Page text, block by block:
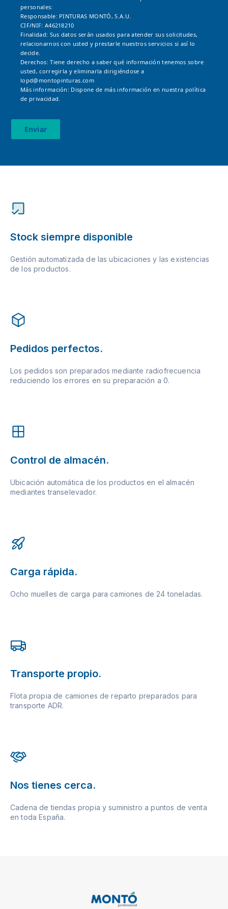
personales:
Responsable: PINTURAS MONTÓ, S.A.U.
CIF/NIF: A46218210
Finalidad: Sus datos serán usados para atender sus solicitudes,
relacionarnos con usted y prestarle nuestros servicios si así lo
decide.
Derechos: Tiene derecho a saber qué información tenemos sobre
usted, corregirla y eliminarla dirigiéndose a
lopd@montopinturas.com
Más información: Dispone de más información en nuestra política
de privacidad.
Enviar
Stock siempre disponible
Gestión automatizada de las ubicaciones y las existencias
de los productos.
Pedidos perfectos.
Los pedidos son preparados mediante radiofrecuencia
reduciendo los errores en su preparación a 0.
Control de almacén.
Ubicación automática de los productos en el almacén
mediantes transelevador.
Carga rápida.
Ocho muelles de carga para camiones de 24 toneladas.
Transporte propio.
Flota propia de camiones de reparto preparados para
transporte ADR.
Nos tienes cerca.
Cadena de tiendas propia y suministro a puntos de venta
en toda España.